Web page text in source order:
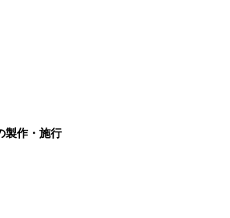
作・施行